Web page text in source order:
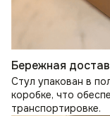
Бережная
Стул упакован в
коробке, что
транспортировке.